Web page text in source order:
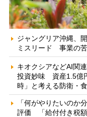
ジャングリア沖縄、
ミスリード 事業の苦
キオクシアなどAI関
投資妙味 資産1.5億
時」と考える防衛・
「何がやりたいのか
評価 「給付付き税額